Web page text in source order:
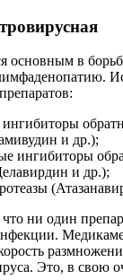
основным в
и др.);
ингибиторы
и др.);
что ни один
Это, в свою